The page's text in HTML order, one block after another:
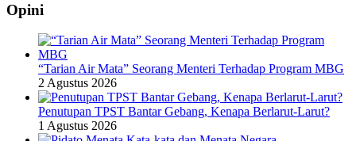
Opini
“Tarian Air Mata” Seorang Menteri Terhadap Program MBG
2 Agustus 2026
Penutupan TPST Bantar Gebang, Kenapa Berlarut-Larut?
1 Agustus 2026